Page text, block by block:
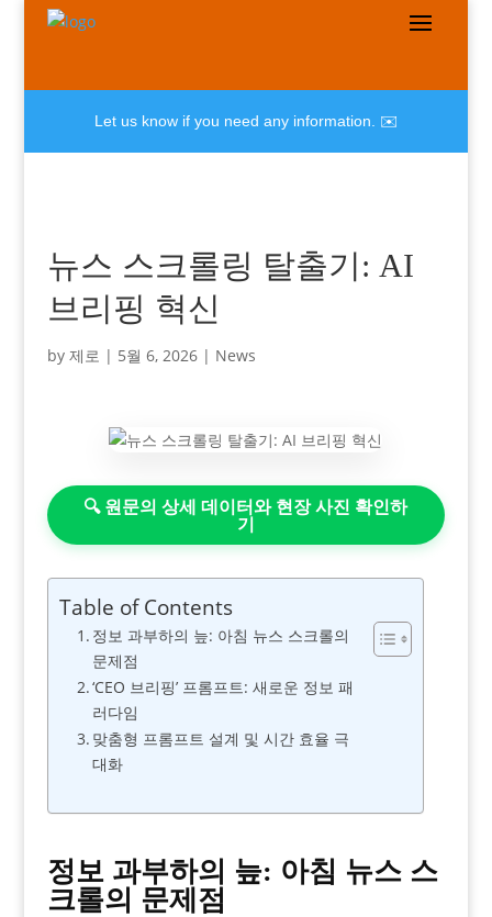
Let us know if you need any information. ✉️
뉴스 스크롤링 탈출기: AI
브리핑 혁신
by 제로 | 5월 6, 2026| News
🔍 원문의 상세 데이터와 현장 사진 확인하
기
Table of Contents
정보 과부하의 늪: 아침 뉴스 스크롤의
문제점
‘CEO 브리핑’ 프롬프트: 새로운 정보 패
러다임
맞춤형 프롬프트 설계 및 시간 효율 극
대화
정보 과부하의 늪: 아침 뉴스 스
크롤의 문제점